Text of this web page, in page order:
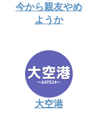
今から親友やめ
ようか
大空港